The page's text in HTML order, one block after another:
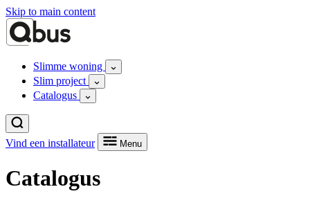
Skip to main content
Slimme woning
Slim project
Catalogus
Vind een installateur Menu
Catalogus